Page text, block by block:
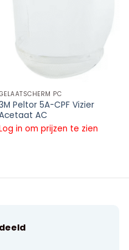
PC
Peltor 5A-CPF Vizier
AC
in om prijzen te zien